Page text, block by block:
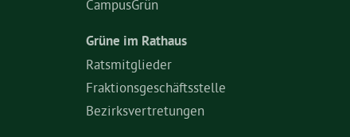
CampusGrün
Grüne im Rathaus
Ratsmitglieder
Fraktionsgeschäftsstelle
Bezirksvertretungen